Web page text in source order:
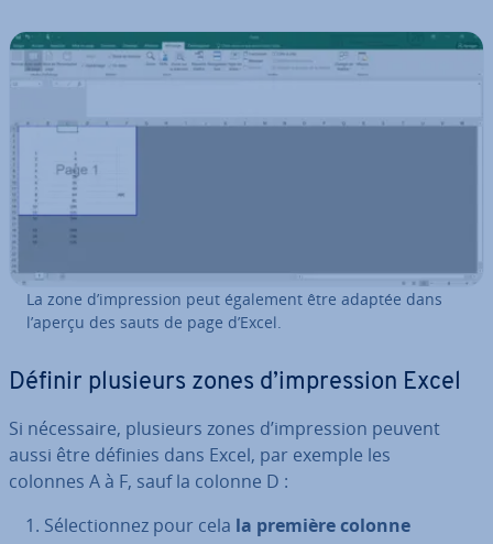
La zone d’im­pres­sion peut également être adaptée dans
l’aperçu des sauts de page d’Excel.
Définir plusieurs zones d’im­pres­sion Excel
Si né­ces­saire, plusieurs zones d’im­pres­sion peuvent
aussi être définies dans Excel, par exemple les
colonnes A à F, sauf la colonne D :
Sé­lec­tion­nez pour cela la première colonne